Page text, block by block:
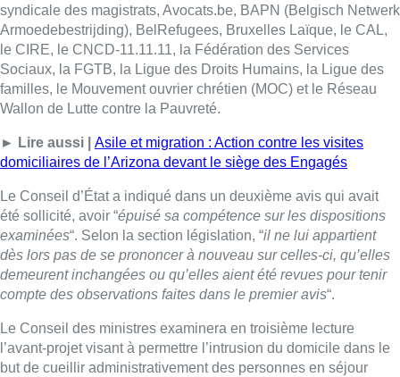
syndicale des magistrats, Avocats.be, BAPN (Belgisch Netwerk
Armoedebestrijding), BelRefugees, Bruxelles Laïque, le CAL,
le CIRE, le CNCD-11.11.11, la Fédération des Services
Sociaux, la FGTB, la Ligue des Droits Humains, la Ligue des
familles, le Mouvement ouvrier chrétien (MOC) et le Réseau
Wallon de Lutte contre la Pauvreté.
► Lire aussi | Asile et migration : Action contre les visites
domiciliaires de l’Arizona devant le siège des Engagés
Le Conseil d’État a indiqué dans un deuxième avis qui avait
été sollicité, avoir “épuisé sa compétence sur les dispositions
examinées“. Selon la section législation, “il ne lui appartient
dès lors pas de se prononcer à nouveau sur celles-ci, qu’elles
demeurent inchangées ou qu’elles aient été revues pour tenir
compte des observations faites dans le premier avis“.
Le Conseil des ministres examinera en troisième lecture
l’avant-projet visant à permettre l’intrusion du domicile dans le
but de cueillir administrativement des personnes en séjour